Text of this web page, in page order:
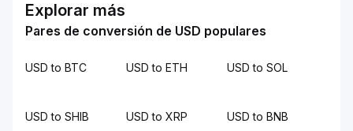
Explorar más
Pares de conversión de USD populares
USD to BTC USD to ETH USD to SOL
USD to SHIB USD to XRP USD to BNB